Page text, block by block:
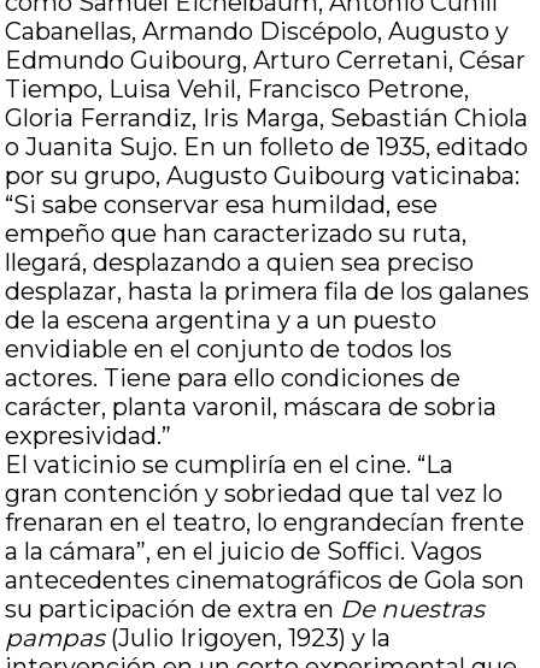
Cabanellas, Armando Discépolo, Augusto y
Edmundo Guibourg, Arturo Cerretani, César
Tiempo, Luisa Vehil, Francisco Petrone,
Gloria Ferrandiz, Iris Marga, Sebastián Chiola
o Juanita Sujo. En un folleto de 1935, editado
por su grupo, Augusto Guibourg vaticinaba:
“Si sabe conservar esa humildad, ese
empeño que han caracterizado su ruta,
llegará, desplazando a quien sea preciso
desplazar, hasta la primera fila de los galanes
de la escena argentina y a un puesto
envidiable en el conjunto de todos los
actores. Tiene para ello condiciones de
carácter, planta varonil, máscara de sobria
expresividad.”
El vaticinio se cumpliría en el cine. “La
gran contención y sobriedad que tal vez lo
frenaran en el teatro, lo engrandecían frente
a la cámara”, en el juicio de Soffici. Vagos
antecedentes cinematográficos de Gola son
su participación de extra en De nuestras
pampas(Julio Irigoyen, 1923) y la